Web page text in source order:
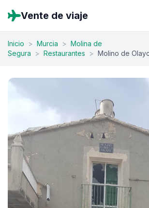
Vente de viaje
Inicio > Murcia > Molina de
Segura
> Restaurantes > Molino de